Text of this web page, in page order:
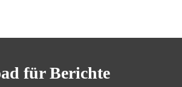
für Berichte